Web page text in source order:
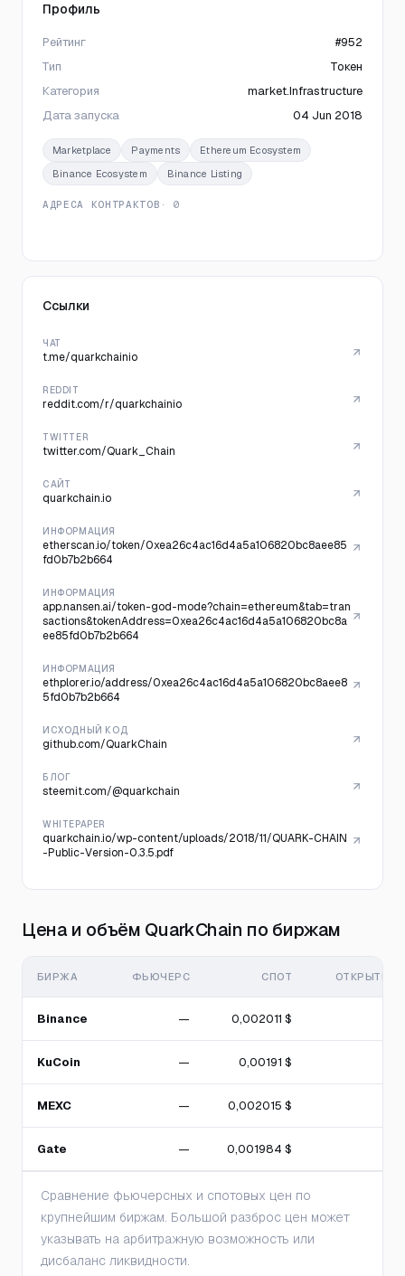
Профиль
Рейтинг
#952
Тип
Токен
Категория
market.Infrastructure
Дата запуска
04 Jun 2018
Marketplace Payments
Ethereum Ecosystem
Binance Ecosystem
Binance Listing
АДРЕСА КОНТРАКТОВ · 0
Ссылки
ЧАТ
t.me/quarkchainio
REDDIT
reddit.com/r/quarkchainio
TWITTER
twitter.com/Quark_Chain
САЙТ
quarkchain.io
ИНФОРМАЦИЯ
etherscan.io/token/0xea26c4ac16d4a5a106820bc8aee85
fd0b7b2b664
ИНФОРМАЦИЯ
app.nansen.ai/token-god-mode?chain=ethereum&tab=tran
sactions&tokenAddress=0xea26c4ac16d4a5a106820bc8a
ee85fd0b7b2b664
ИНФОРМАЦИЯ
ethplorer.io/address/0xea26c4ac16d4a5a106820bc8aee8
5fd0b7b2b664
ИСХОДНЫЙ КОД
github.com/QuarkChain
БЛОГ
steemit.com/@quarkchain
WHITEPAPER
quarkchain.io/wp-content/uploads/2018/11/QUARK-CHAIN
-Public-Version-0.3.5.pdf
Цена и объём QuarkChain по биржам
БИРЖА ФЬЮЧЕРС СПОТ ОТКРЫТЫЙ
Binance — 0,002011 $
KuCoin — 0,00191 $
MEXC — 0,002015 $
Gate — 0,001984 $
Сравнение фьючерсных и спотовых цен по
крупнейшим биржам. Большой разброс цен может
указывать на арбитражную возможность или
дисбаланс ликвидности.